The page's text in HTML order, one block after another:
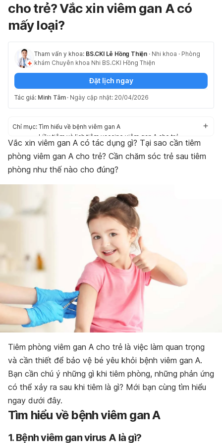
cho trẻ? Vắc xin viêm gan A có
mấy loại?
Tham vấn y khoa: BS.CKI Lê Hồng Thiện · Nhi khoa · Phòng
khám Chuyên khoa Nhi BS.CKI Hồng Thiện
Đặt lịch ngay
Tác giả: Minh Tâm · Ngày cập nhật: 20/04/2026
Chỉ mục: Tìm hiểu về bệnh viêm gan A
Liều tiêm và lịch tiêm vaccine viêm gan A cho trẻ
Tác dụng phụ khi tiêm phòng viêm gan A, khi nào trẻ không
nên tiêm?
Chăm sóc sau chủng ngừa vắc xin viêm gan A
Vắc xin viêm gan A có tác dụng gì? Tại sao cần tiêm
phòng viêm gan A cho trẻ? Cần chăm sóc trẻ sau tiêm
phòng như thế nào cho đúng?
Tiêm phòng viêm gan A cho trẻ là việc làm quan trọng
và cần thiết để bảo vệ bé yêu khỏi bệnh viêm gan A.
Bạn cần chú ý những gì khi tiêm phòng, những phản ứng
có thể xảy ra sau khi tiêm là gì? Mới bạn cùng tìm hiểu
ngay dưới đây.
Tìm hiểu về bệnh viêm gan A
1. Bệnh viêm gan virus A là gì?